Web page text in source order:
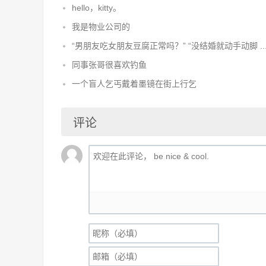
hello，kitty。
我是物业公司的
“男朋友吃女朋友豆腐正常吗？” “没结婚就动手动脚 ...
同事张哥很喜欢钓鱼
一个盲人乞丐戴着墨镜在街上行乞
评论